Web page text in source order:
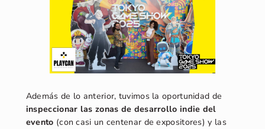
Además de lo anterior, tuvimos la oportunidad de
inspeccionar las zonas de desarrollo indie del
evento (con casi un centenar de expositores) y las